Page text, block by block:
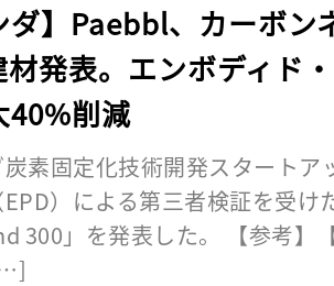
ダ】Paebbl、カーボン
材発表。エンボディド
40%削減
素固定化技術開発スタートア
）による第三者検証を受け
300」を発表した。 【参考】